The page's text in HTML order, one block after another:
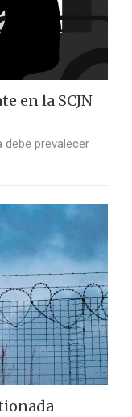
en la SCJN
prevalecer